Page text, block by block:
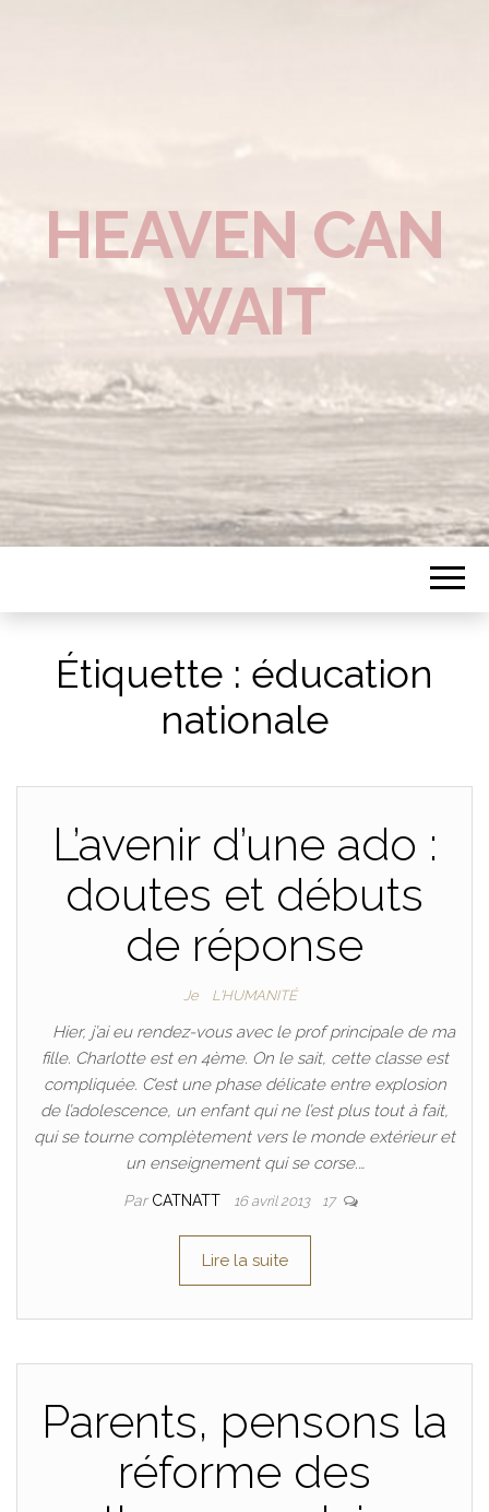
HEAVEN CAN
WAIT
Étiquette : éducation
nationale
L’avenir d’une ado :
doutes et débuts
de réponse
Je L'HUMANITÉ
Hier, j’ai eu rendez-vous avec le prof principale de ma
fille. Charlotte est en 4ème. On le sait, cette classe est
compliquée. C’est une phase délicate entre explosion
de l’adolescence, un enfant qui ne l’est plus tout à fait,
qui se tourne complètement vers le monde extérieur et
un enseignement qui se corse.…
Par CATNATT 16 avril 2013 17
Lire la suite
Parents, pensons la
réforme des